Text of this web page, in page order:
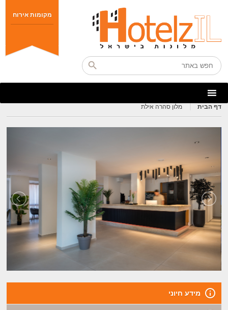
מקומות אירוח
דף הבית מלון סהרה אילת
מידע חיוני